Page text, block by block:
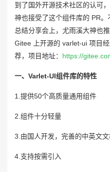
到了国外开源技术社区的认可
神也接受了这个组件库的 PR
总结分享会上，尤雨溪大神也
Gitee 上开源的 varlet-ui 项目
荐，项目地址： https://
一、Varlet-UI组件库的特性
1.提供50个高质量通用组件
2.组件十分轻量
3.由国人开发，完善的中英文
4.支持按需引入